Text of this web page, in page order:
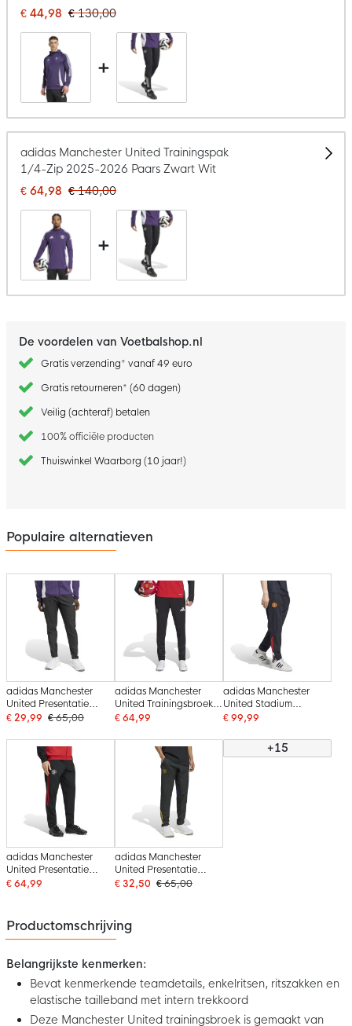
Zwart Wit
€ 44,98 € 130,00
+
adidas Manchester United Trainingspak
1/4-Zip 2025-2026 Paars Zwart Wit
€ 64,98 € 140,00
+
De voordelen van Voetbalshop.nl
Gratis verzending* vanaf 49 euro
Gratis retourneren* (60 dagen)
Veilig (achteraf) betalen
100% officiële producten
Thuiswinkel Waarborg (10 jaar!)
Populaire alternatieven
adidas Manchester
United Presentatie
Trainingsbroek 2025-
€ 29,99 € 65,00
adidas Manchester
United Trainingsbroek
2026-2027 Zwart
€ 64,99
adidas Manchester
United Stadium
Trainingsbroek 2026-
€ 99,99
adidas Manchester
United Presentatie
Trainingsbroek 2026-
€ 64,99
adidas Manchester
United Presentatie
Trainingsbroek 2025-
€ 32,50 € 65,00
+15
Productomschrijving
Belangrijkste kenmerken:
Bevat kenmerkende teamdetails, enkelritsen, ritszakken en
elastische tailleband met intern trekkoord
Deze Manchester United trainingsbroek is gemaakt van